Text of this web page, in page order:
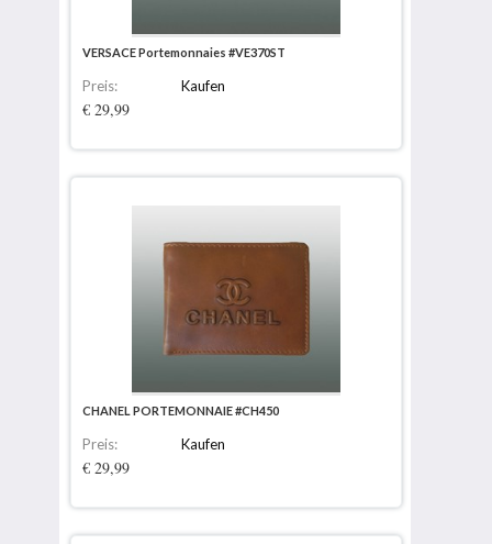
VERSACE Portemonnaies #VE370ST
Preis:
€ 29,99
Kaufen
CHANEL PORTEMONNAIE #CH450
Preis:
€ 29,99
Kaufen